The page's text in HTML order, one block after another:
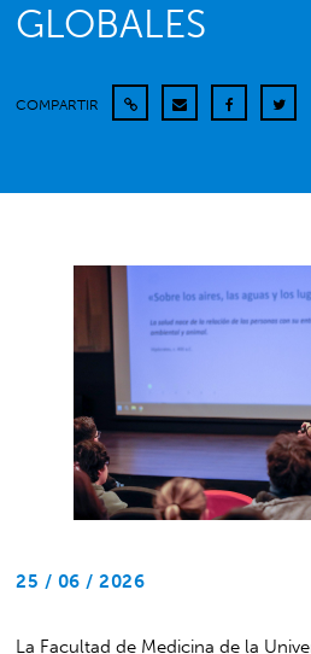
GLOBALES
COMPARTIR
25 / 06 / 2026
La Facultad de Medicina de la